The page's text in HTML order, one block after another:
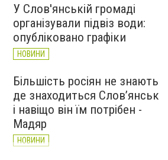
У Слов'янській громаді
організували підвіз води:
опубліковано графіки
НОВИНИ
Більшість росіян не знають
де знаходиться Слов’янськ
і навіщо він їм потрібен -
Мадяр
НОВИНИ